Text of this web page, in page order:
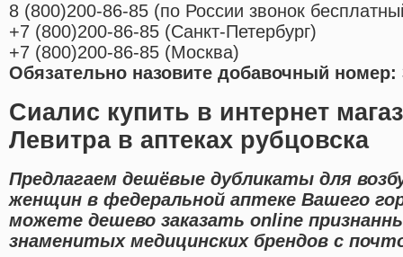
8 (800)200-86-85 (по России звонок
+7 (800)200-86-85 (Санкт-Петербург)
+7 (800)200-86-85 (Москва)
Обязательно назовите добавочный номер:
Сиалис купить в интернет
Левитра в аптеках рубцовска
Предлагаем дешёвые дубликаты для
женщин в федеральной аптеке Вашего
можете дешево заказать online
знаменитых медицинских брендов с